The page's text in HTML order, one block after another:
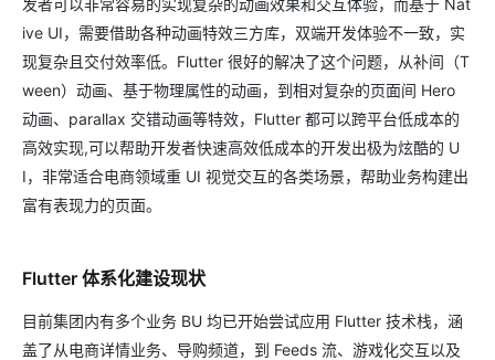
发者可以非常容易的实现复杂的动画效果和交互体验，而基于 Nat
ive UI，需要借助各种动画特效三方库，双端开发体验不一致，实
现复杂且交付效率低。Flutter 很好的解决了这个问题，从补间（T
ween）动画、基于物理属性的动画，到相对复杂的页面间 Hero
动画、parallax 交错动画等特效，Flutter 都可以跨平台低成本的
高效实现,可以帮助开发者快速高效低成本的开发出极为炫酷的 U
I，非常适合电商领域重 UI 视觉交互的各类场景，帮助业务构建出
富有表现力的页面。
Flutter 体系化建设现状
目前集团内有多个业务 BU 均已开始尝试应用 Flutter 技术栈，涵
盖了从电商详情业务、导购频道，到 Feeds 流、游戏化交互以及